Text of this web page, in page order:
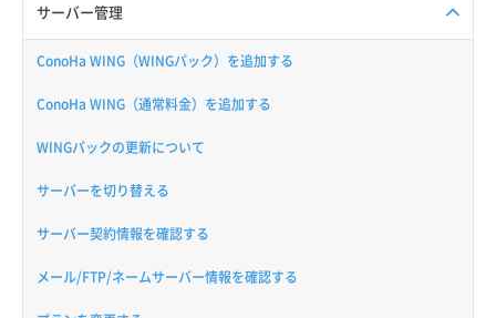
サーバー管理
ConoHa WING（WINGパック）を追加する
ConoHa WING（通常料金）を追加する
WINGパックの更新について
サーバーを切り替える
サーバー契約情報を確認する
メール/FTP/ネームサーバー情報を確認する